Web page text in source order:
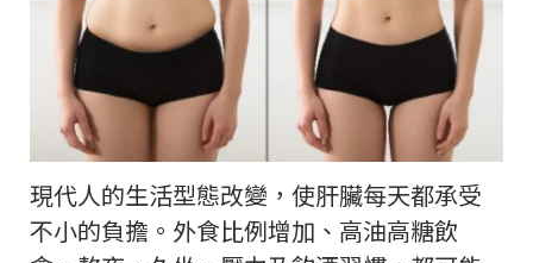
現代人的生活型態改變，使肝臟每天都承受
不小的負擔。外食比例增加、高油高糖飲